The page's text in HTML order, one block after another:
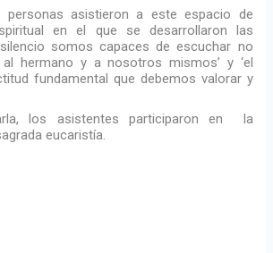
personas asistieron a este espacio de
en el que se desarrollaron las
somos capaces de escuchar no
hermano y a nosotros mismos’ y ‘el
fundamental que debemos valorar y
los asistentes participaron en la
eucaristía.